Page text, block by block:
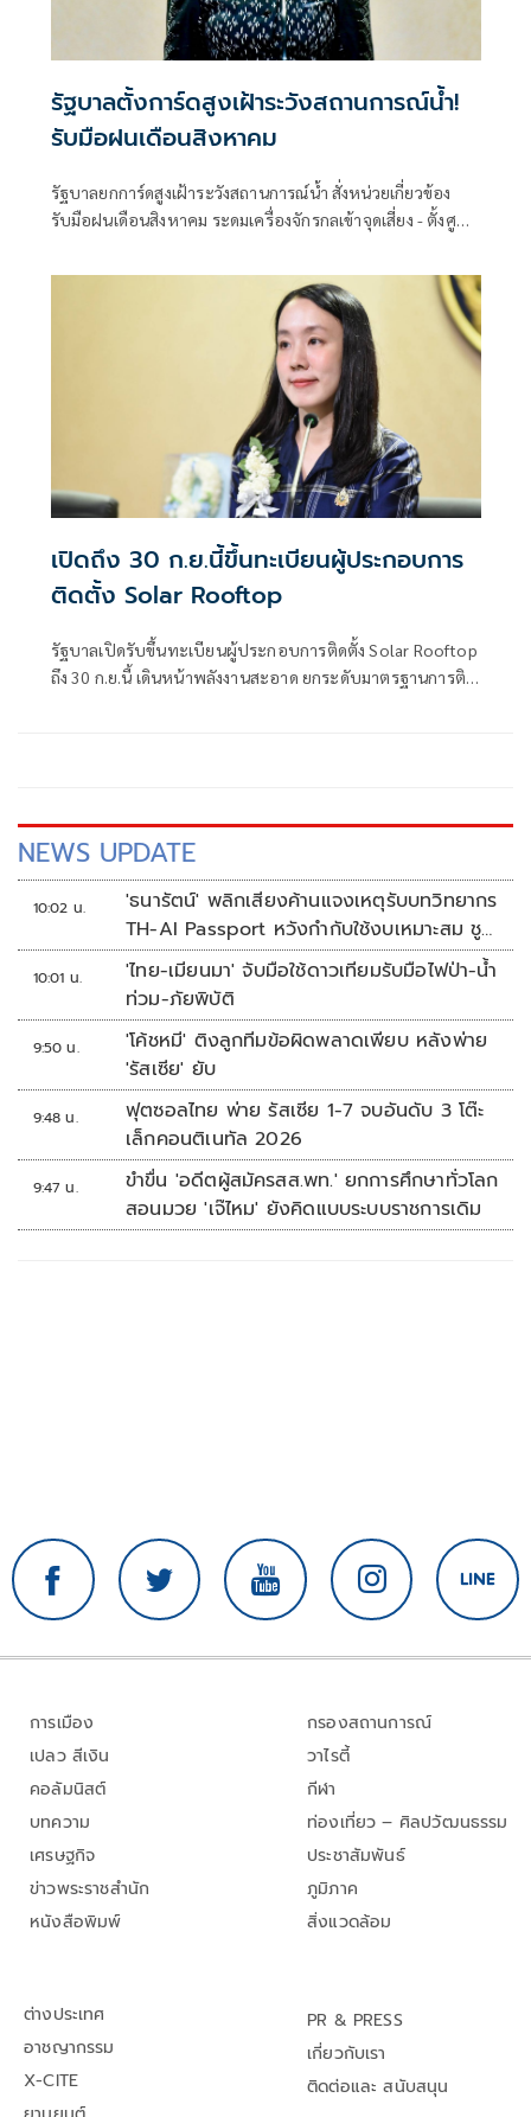
รัฐบาลตั้งการ์ดสูงเฝ้าระวังสถานการณ์น้ำ!
รับมือฝนเดือนสิงหาคม
รัฐบาลยกการ์ดสูงเฝ้าระวังสถานการณ์น้ำ สั่งหน่วยเกี่ยวข้อง
รับมือฝนเดือนสิงหาคม ระดมเครื่องจักรกลเข้าจุดเสี่ยง - ตั้งศูนย์
เปิดถึง 30 ก.ย.นี้ขึ้นทะเบียนผู้ประกอบการ
ติดตั้ง Solar Rooftop
รัฐบาลเปิดรับขึ้นทะเบียนผู้ประกอบการติดตั้ง Solar Rooftop
ถึง 30 ก.ย.นี้ เดินหน้าพลังงานสะอาด ยกระดับมาตรฐานการติด
NEWS UPDATE
10:02 น.
'ธนารัตน์' พลิกเสียงค้านแจงเหตุรับบทวิทยากร
TH-AI Passport หวังกำกับใช้งบเหมาะสม ชู
จุดเด่นคนไทยได้ใช้ AI ระดับโปร ลดเหลื่อมล้ำ
ทางเทคโนโลยี เซฟงบไปกว่า900ล้าน เชื่อหาก
ใช้เต็มที่เอกชนขาดทุนย่อยยับ
10:01 น.
'ไทย-เมียนมา' จับมือใช้ดาวเทียมรับมือไฟป่า-น้ำ
ท่วม-ภัยพิบัติ
9:50 น.
'โค้ชหมี' ติงลูกทีมข้อผิดพลาดเพียบ หลังพ่าย
'รัสเซีย' ยับ
9:48 น.
ฟุตซอลไทย พ่าย รัสเซีย 1-7 จบอันดับ 3 โต๊ะ
เล็กคอนติเนทัล 2026
9:47 น.
ขำขื่น 'อดีตผู้สมัครสส.พท.' ยกการศึกษาทั่วโลก
สอนมวย 'เจ๊ไหม' ยังคิดแบบระบบราชการเดิม
การเมือง
เปลว สีเงิน
คอลัมนิสต์
บทความ
เศรษฐกิจ
ข่าวพระราชสำนัก
หนังสือพิมพ์
กรองสถานการณ์
วาไรตี้
กีฬา
ท่องเที่ยว – ศิลปวัฒนธรรม
ประชาสัมพันธ์
ภูมิภาค
สิ่งแวดล้อม
ต่างประเทศ
อาชญากรรม
X-CITE
PR & PRESS
เกี่ยวกับเรา
ติดต่อและ สนับสนุน